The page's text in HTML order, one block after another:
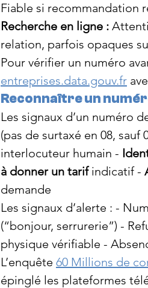
Fiable si recommandation
Recherche en ligne :
relation, parfois opaques
Pour vérifier un numéro
entreprises.data.gouv.fr
Reconnaître un
Les signaux d’un numéro
(pas de surtaxé en 08, sauf
interlocuteur humain -
à donner un tarif indicatif -
demande
Les signaux d’alerte : -
(“bonjour, serrurerie”) -
physique vérifiable -
L’enquête 60 Millions de
épinglé les plateformes